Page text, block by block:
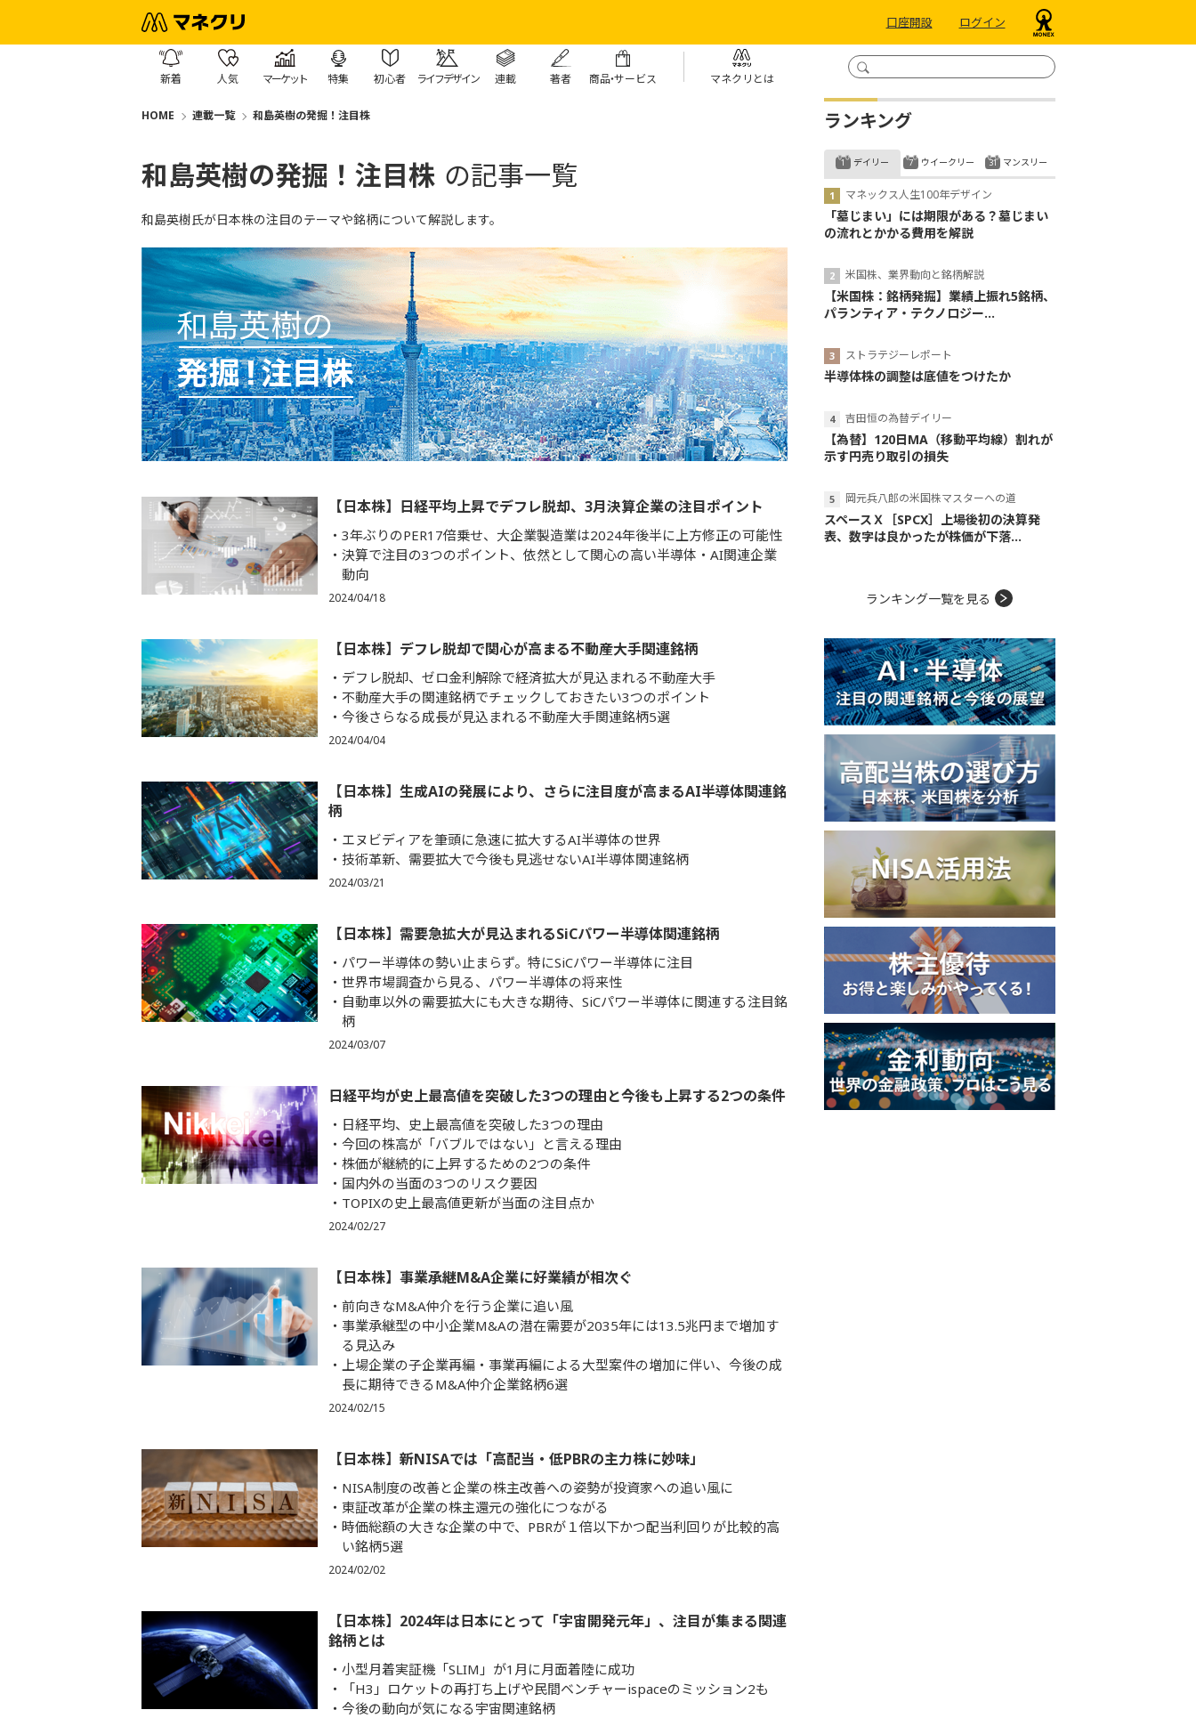
口座開設 ログイン
新着 人気 マーケット 特集 初心者 ライフデザイン 連載 著者 商品・サービス マネクリとは
HOME 連載一覧 和島英樹の発掘！注目株
和島英樹の発掘！注目株 の記事一覧
和島英樹氏が日本株の注目のテーマや銘柄について解説します。
【日本株】日経平均上昇でデフレ脱却、3月決算企業の注目ポイント
3年ぶりのPER17倍乗せ、大企業製造業は2024年後半に上方修正の可能性
決算で注目の3つのポイント、依然として関心の高い半導体・AI関連企業
動向
2024/04/18
【日本株】デフレ脱却で関心が高まる不動産大手関連銘柄
デフレ脱却、ゼロ金利解除で経済拡大が見込まれる不動産大手
不動産大手の関連銘柄でチェックしておきたい3つのポイント
今後さらなる成長が見込まれる不動産大手関連銘柄5選
2024/04/04
【日本株】生成AIの発展により、さらに注目度が高まるAI半導体関連銘
柄
エヌビディアを筆頭に急速に拡大するAI半導体の世界
技術革新、需要拡大で今後も見逃せないAI半導体関連銘柄
2024/03/21
【日本株】需要急拡大が見込まれるSiCパワー半導体関連銘柄
パワー半導体の勢い止まらず。特にSiCパワー半導体に注目
世界市場調査から見る、パワー半導体の将来性
自動車以外の需要拡大にも大きな期待、SiCパワー半導体に関連する注目銘
柄
2024/03/07
日経平均が史上最高値を突破した3つの理由と今後も上昇する2つの条件
日経平均、史上最高値を突破した3つの理由
今回の株高が「バブルではない」と言える理由
株価が継続的に上昇するための2つの条件
国内外の当面の3つのリスク要因
TOPIXの史上最高値更新が当面の注目点か
2024/02/27
【日本株】事業承継M&A企業に好業績が相次ぐ
前向きなM&A仲介を行う企業に追い風
事業承継型の中小企業M&Aの潜在需要が2035年には13.5兆円まで増加す
る見込み
上場企業の子企業再編・事業再編による大型案件の増加に伴い、今後の成
長に期待できるM&A仲介企業銘柄6選
2024/02/15
【日本株】新NISAでは「高配当・低PBRの主力株に妙味」
NISA制度の改善と企業の株主改善への姿勢が投資家への追い風に
東証改革が企業の株主還元の強化につながる
時価総額の大きな企業の中で、PBRが１倍以下かつ配当利回りが比較的高
い銘柄5選
2024/02/02
【日本株】2024年は日本にとって「宇宙開発元年」、注目が集まる関連
銘柄とは
小型月着実証機「SLIM」が1月に月面着陸に成功
「H3」ロケットの再打ち上げや民間ベンチャーispaceのミッション2も
今後の動向が気になる宇宙関連銘柄
ランキング
デイリー
マネックス人生100年デザイン
「墓じまい」には期限がある？墓じまい
の流れとかかる費用を解説
米国株、業界動向と銘柄解説
【米国株：銘柄発掘】業績上振れ5銘柄、
パランティア・テクノロジー...
ストラテジーレポート
半導体株の調整は底値をつけたか
吉田恒の為替デイリー
【為替】120日MA（移動平均線）割れが
示す円売り取引の損失
岡元兵八郎の米国株マスターへの道
スペースＸ［SPCX］上場後初の決算発
表、数字は良かったが株価が下落...
ウイークリー マンスリー
ランキング一覧を見る